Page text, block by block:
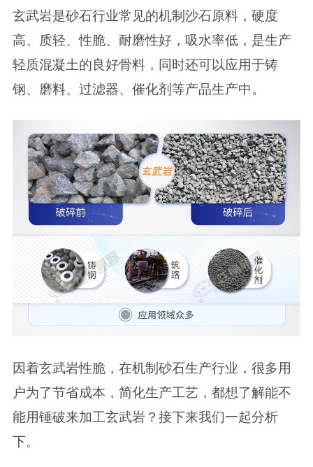
玄武岩是砂石行业常见的机制沙石原料，硬度
高、质轻、性脆、耐磨性好，吸水率低，是生产
轻质混凝土的良好骨料，同时还可以应用于铸
钢、磨料、过滤器、催化剂等产品生产中。
因着玄武岩性脆，在机制砂石生产行业，很多用
户为了节省成本，简化生产工艺，都想了解能不
能用锤破来加工玄武岩？接下来我们一起分析
下。